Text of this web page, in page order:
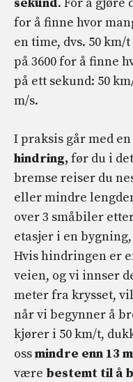
for å finne hvor
en time, dvs. 50 km/
på 3600 for å finne
på ett sekund: 50
m/s.
I praksis går med
hindring, før du i
bremse reiser du
eller mindre
over 3 småbiler
etasjer i en
Hvis hindringen er
veien, og vi innser
meter fra krysset,
når vi begynner å
kjører i 50 km/t,
ossmindre enn 13 m
være bestemt til å